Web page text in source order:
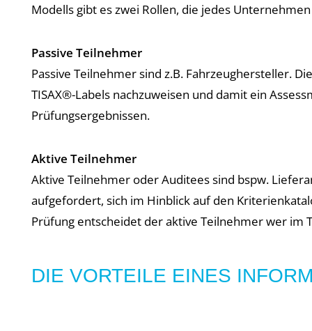
Modells gibt es zwei Rollen, die jedes
Passive Teilnehmer
Passive Teilnehmer sind z.B. Fahrzeughersteller.
TISAX®-Labels nachzuweisen und damit ein
Prüfungsergebnissen.
Aktive Teilnehmer
Aktive Teilnehmer oder Auditees sind bspw.
aufgefordert, sich im Hinblick auf den
Prüfung entscheidet der aktive Teilnehmer wer im
DIE VORTEILE EINES